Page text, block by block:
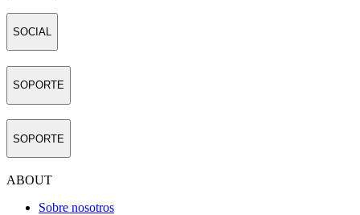
SOCIAL
SOPORTE
SOPORTE
ABOUT
Sobre nosotros